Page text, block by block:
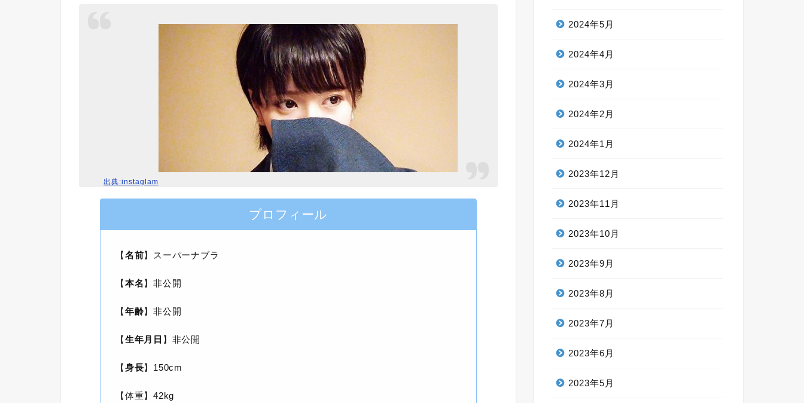
出典:instaglam
プロフィール
【名前】スーパーナブラ
【本名】非公開
【年齢】非公開
【生年月日 】非公開
【身長】150cm
【体重】42kg
2024年5月
2024年4月
2024年3月
2024年2月
2024年1月
2023年12月
2023年11月
2023年10月
2023年9月
2023年8月
2023年7月
2023年6月
2023年5月